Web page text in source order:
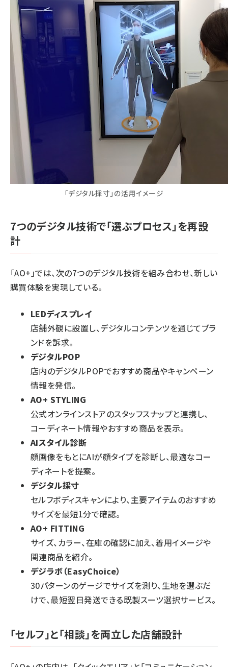
「デジタル採寸」の活用イメージ
7つのデジタル技術で「選ぶプロセス」を再設
計
「AO+」では、次の7つのデジタル技術を組み合わせ、新しい
購買体験を実現している。
LEDディスプレイ
店舗外観に設置し、デジタルコンテンツを通じてブラ
ンドを訴求。
デジタルPOP
店内のデジタルPOPでおすすめ商品やキャンペーン
情報を発信。
AO+ STYLING
公式オンラインストアのスタッフスナップと連携し、
コーディネート情報やおすすめ商品を表示。
AIスタイル診断
顔画像をもとにAIが顔タイプを診断し、最適なコー
ディネートを提案。
デジタル採寸
セルフボディスキャンにより、主要アイテムのおすすめ
サイズを最短1分で確認。
AO+ FITTING
サイズ、カラー、在庫の確認に加え、着用イメージや
関連商品を紹介。
デジラボ（EasyChoice）
30パターンのゲージでサイズを測り、生地を選ぶだ
けで、最短翌日発送できる既製スーツ選択サービス。
「セルフ」と「相談」を両立した店舗設計